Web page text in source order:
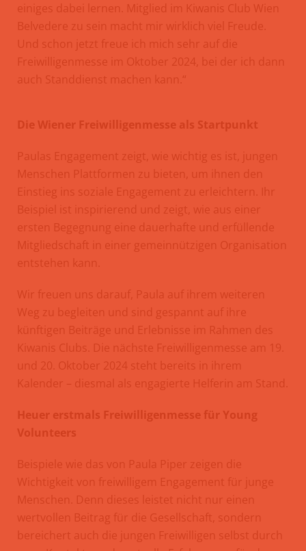
einiges dabei lernen. Mitglied im Kiwanis Club Wien
Belvedere zu sein macht mir wirklich viel Freude.
Und schon jetzt freue ich mich sehr auf die
Freiwilligenmesse im Oktober 2024, bei der ich dann
auch Standdienst machen kann.“
Die Wiener Freiwilligenmesse als Startpunkt
Paulas Engagement zeigt, wie wichtig es ist, jungen
Menschen Plattformen zu bieten, um ihnen den
Einstieg ins soziale Engagement zu erleichtern. Ihr
Beispiel ist inspirierend und zeigt, wie aus einer
ersten Begegnung eine dauerhafte und erfüllende
Mitgliedschaft in einer gemeinnützigen Organisation
entstehen kann.
Wir freuen uns darauf, Paula auf ihrem weiteren
Weg zu begleiten und sind gespannt auf ihre
künftigen Beiträge und Erlebnisse im Rahmen des
Kiwanis Clubs. Die nächste Freiwilligenmesse am 19.
und 20. Oktober 2024 steht bereits in ihrem
Kalender – diesmal als engagierte Helferin am Stand.
Heuer erstmals Freiwilligenmesse für Young
Volunteers
Beispiele wie das von Paula Piper zeigen die
Wichtigkeit von freiwilligem Engagement für junge
Menschen. Denn dieses leistet nicht nur einen
wertvollen Beitrag für die Gesellschaft, sondern
bereichert auch die jungen Freiwilligen selbst durch